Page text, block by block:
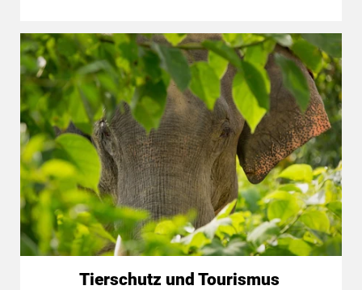
Tierschutz und Tourismus